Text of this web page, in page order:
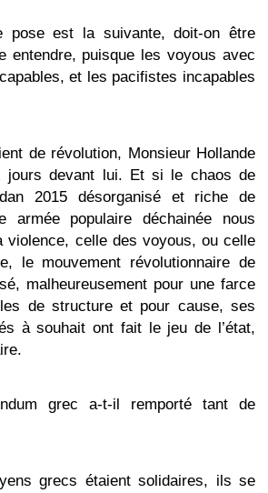
pose est la suivante, doit-on être
entendre, puisque les voyous avec
et les pacifistes incapables
de révolution, Monsieur Hollande
jours devant lui. Et si le chaos de
2015 désorganisé et riche de
armée populaire déchainée nous
violence, celle des voyous, ou celle
le mouvement révolutionnaire de
malheureusement pour une farce
de structure et pour cause, ses
à souhait ont fait le jeu de l’état,
grec a-t-il remporté tant de
grecs étaient solidaires, ils se